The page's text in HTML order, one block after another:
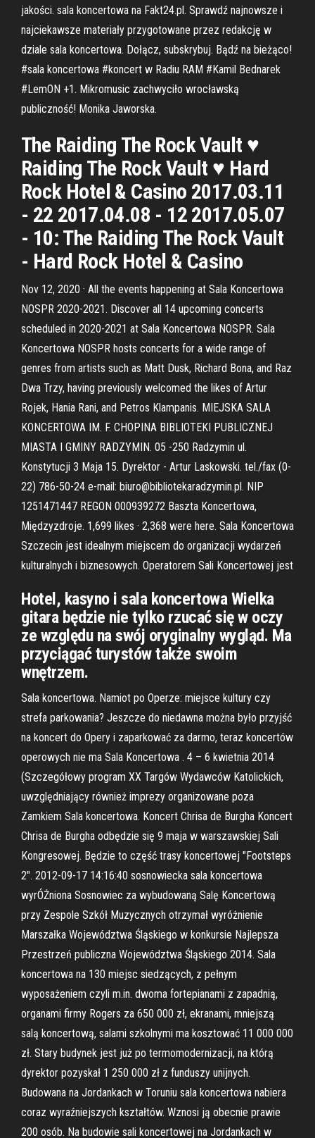
jakości. sala koncertowa na Fakt24.pl. Sprawdź najnowsze i
najciekawsze materiały przygotowane przez redakcję w
dziale sala koncertowa. Dołącz, subskrybuj. Bądź na bieżąco!
#sala koncertowa #koncert w Radiu RAM #Kamil Bednarek
#LemON +1. Mikromusic zachwyciło wrocławską
publiczność! Monika Jaworska.
The Raiding The Rock Vault ♥
Raiding The Rock Vault ♥ Hard
Rock Hotel & Casino 2017.03.11
- 22 2017.04.08 - 12 2017.05.07
- 10: The Raiding The Rock Vault
- Hard Rock Hotel & Casino
Nov 12, 2020 · All the events happening at Sala Koncertowa
NOSPR 2020-2021. Discover all 14 upcoming concerts
scheduled in 2020-2021 at Sala Koncertowa NOSPR. Sala
Koncertowa NOSPR hosts concerts for a wide range of
genres from artists such as Matt Dusk, Richard Bona, and Raz
Dwa Trzy, having previously welcomed the likes of Artur
Rojek, Hania Rani, and Petros Klampanis. MIEJSKA SALA
KONCERTOWA IM. F. CHOPINA BIBLIOTEKI PUBLICZNEJ
MIASTA I GMINY RADZYMIN. 05 -250 Radzymin ul.
Konstytucji 3 Maja 15. Dyrektor - Artur Laskowski. tel./fax (0-
22) 786-50-24 e-mail: biuro@bibliotekaradzymin.pl. NIP
1251471447 REGON 000939272 Baszta Koncertowa,
Międzyzdroje. 1,699 likes · 2,368 were here. Sala Koncertowa
Szczecin jest idealnym miejscem do organizacji wydarzeń
kulturalnych i biznesowych. Operatorem Sali Koncertowej jest
Hotel, kasyno i sala koncertowa Wielka
gitara będzie nie tylko rzucać się w oczy
ze względu na swój oryginalny wygląd. Ma
przyciągać turystów także swoim
wnętrzem.
Sala koncertowa. Namiot po Operze: miejsce kultury czy
strefa parkowania? Jeszcze do niedawna można było przyjść
na koncert do Opery i zaparkować za darmo, teraz koncertów
operowych nie ma Sala Koncertowa . 4 – 6 kwietnia 2014
(Szczegółowy program XX Targów Wydawców Katolickich,
uwzględniający również imprezy organizowane poza
Zamkiem Sala koncertowa. Koncert Chrisa de Burgha Koncert
Chrisa de Burgha odbędzie się 9 maja w warszawskiej Sali
Kongresowej. Będzie to część trasy koncertowej "Footsteps
2". 2012-09-17 14:16:40 sosnowiecka sala koncertowa
wyrÓŻniona Sosnowiec za wybudowaną Salę Koncertową
przy Zespole Szkół Muzycznych otrzymał wyróżnienie
Marszałka Województwa Śląskiego w konkursie Najlepsza
Przestrzeń publiczna Województwa Śląskiego 2014. Sala
koncertowa na 130 miejsc siedzących, z pełnym
wyposażeniem czyli m.in. dwoma fortepianami z zapadnią,
organami firmy Rogers za 650 000 zł, ekranami, mniejszą
salą koncertową, salami szkolnymi ma kosztować 11 000 000
zł. Stary budynek jest już po termomodernizacji, na którą
dyrektor pozyskał 1 250 000 zł z funduszy unijnych.
Budowana na Jordankach w Toruniu sala koncertowa nabiera
coraz wyraźniejszych kształtów. Wznosi ją obecnie prawie
200 osób. Na budowie sali koncertowej na Jordankach w